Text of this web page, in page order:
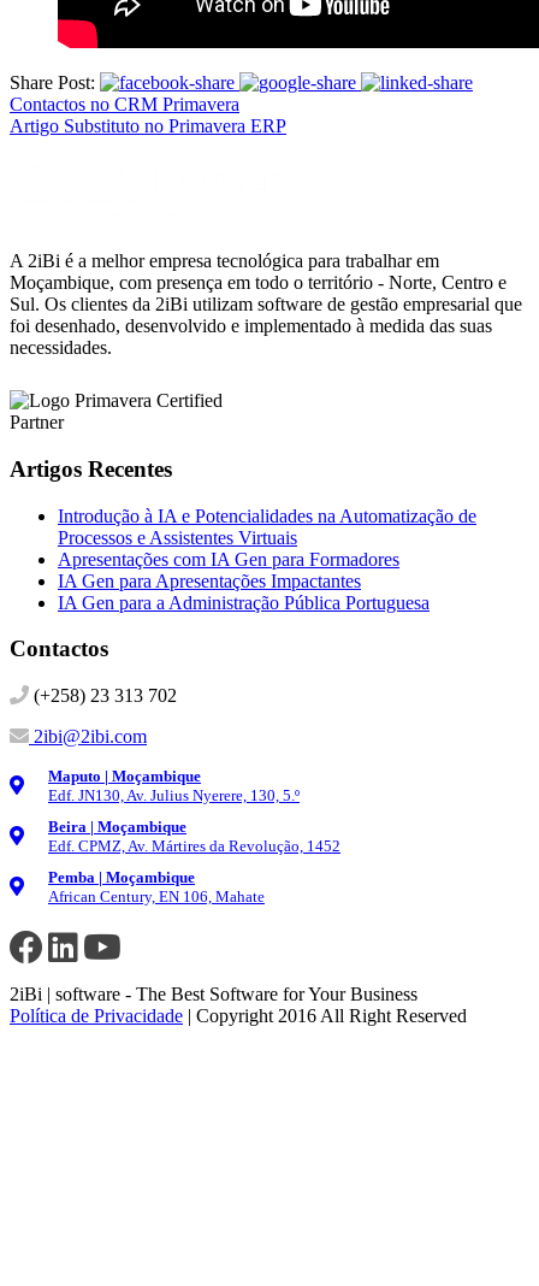
Share Post:
Contactos no CRM Primavera
Artigo Substituto no Primavera ERP
A 2iBi é a melhor empresa tecnológica para trabalhar em
Moçambique, com presença em todo o território - Norte, Centro e
Sul. Os clientes da 2iBi utilizam software de gestão empresarial que
foi desenhado, desenvolvido e implementado à medida das suas
necessidades.
Artigos Recentes
Introdução à IA e Potencialidades na Automatização de
Processos e Assistentes Virtuais
Apresentações com IA Gen para Formadores
IA Gen para Apresentações Impactantes
IA Gen para a Administração Pública Portuguesa
Contactos
(+258) 23 313 702
2ibi@2ibi.com
Maputo | Moçambique
Edf. JN130, Av. Julius Nyerere, 130, 5.º
Beira | Moçambique
Edf. CPMZ, Av. Mártires da Revolução, 1452
Pemba | Moçambique
African Century, EN 106, Mahate
2iBi | software - The Best Software for Your Business
Política de Privacidade | Copyright 2016 All Right Reserved